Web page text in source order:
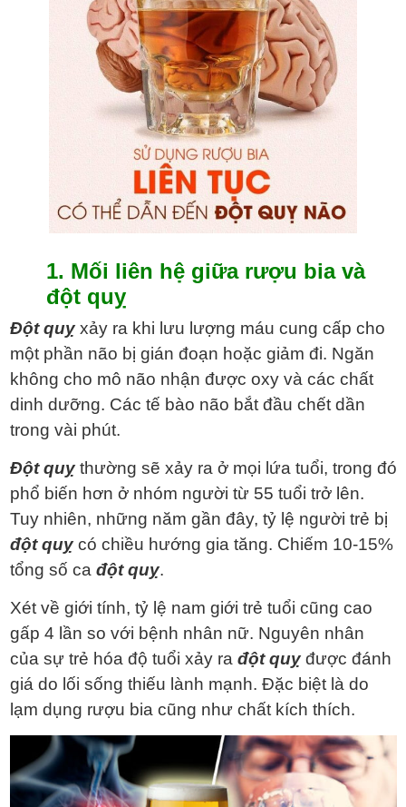
1. Mối liên hệ giữa rượu bia và
đột quỵ
Đột quỵxảy ra khi lưu lượng máu cung cấp cho
một phần não bị gián đoạn hoặc giảm đi. Ngăn
không cho mô não nhận được oxy và các chất
dinh dưỡng. Các tế bào não bắt đầu chết dần
trong vài phút.
Đột quỵthường sẽ xảy ra ở mọi lứa tuổi, trong đó
phổ biến hơn ở nhóm người từ 55 tuổi trở lên.
Tuy nhiên, những năm gần đây, tỷ lệ người trẻ bị
đột quỵcó chiều hướng gia tăng. Chiếm 10-15%
tổng số ca đột quỵ.
Xét về giới tính, tỷ lệ nam giới trẻ tuổi cũng cao
gấp 4 lần so với bệnh nhân nữ. Nguyên nhân
của sự trẻ hóa độ tuổi xảy ra đột quỵđược đánh
giá do lối sống thiếu lành mạnh. Đặc biệt là do
lạm dụng rượu bia cũng như chất kích thích.